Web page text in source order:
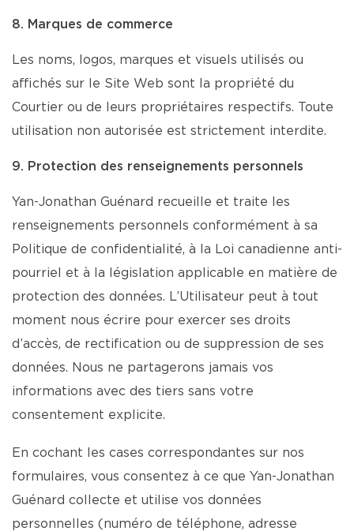
8. Marques de commerce
Les noms, logos, marques et visuels utilisés ou
affichés sur le Site Web sont la propriété du
Courtier ou de leurs propriétaires respectifs. Toute
utilisation non autorisée est strictement interdite.
9. Protection des renseignements personnels
Yan-Jonathan Guénard recueille et traite les
renseignements personnels conformément à sa
Politique de confidentialité, à la Loi canadienne anti-
pourriel et à la législation applicable en matière de
protection des données. L’Utilisateur peut à tout
moment nous écrire pour exercer ses droits
d’accès, de rectification ou de suppression de ses
données. Nous ne partagerons jamais vos
informations avec des tiers sans votre
consentement explicite.
En cochant les cases correspondantes sur nos
formulaires, vous consentez à ce que Yan-Jonathan
Guénard collecte et utilise vos données
personnelles (numéro de téléphone, adresse